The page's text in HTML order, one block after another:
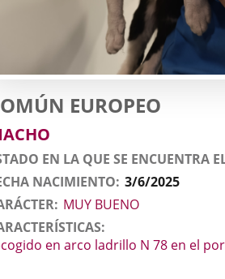
EUROPEO
EN LA QUE SE ENCUENTRA
NACIMIENTO 3/6/2025
MUY BUENO
en arco ladrillo N 78 en el